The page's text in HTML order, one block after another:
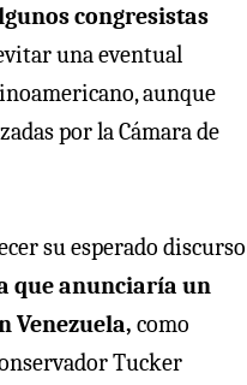
congresistas
una eventual
aunque
por la Cámara de
su esperado discurso
que anunciaría un
Venezuela, como
Tucker